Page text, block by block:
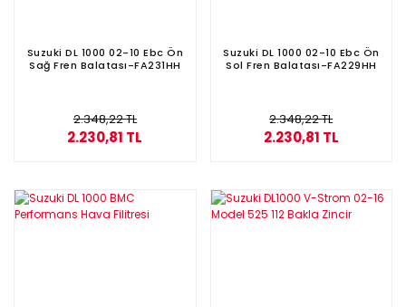
Suzuki DL 1000 02-10 Ebc Ön
Sağ Fren Balatası-FA231HH
2.348,22 TL
2.230,81 TL
Suzuki DL 1000 02-10 Ebc Ön
Sol Fren Balatası-FA229HH
2.348,22 TL
2.230,81 TL